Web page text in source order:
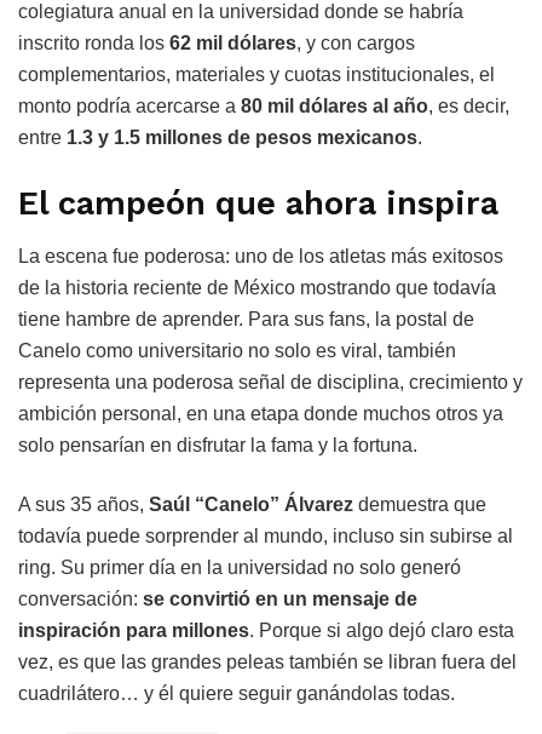
colegiatura anual en la universidad donde se habría
inscrito ronda los 62 mil dólares, y con cargos
complementarios, materiales y cuotas institucionales, el
monto podría acercarse a 80 mil dólares al año, es decir,
entre 1.3 y 1.5 millones de pesos mexicanos.
El campeón que ahora inspira
La escena fue poderosa: uno de los atletas más exitosos
de la historia reciente de México mostrando que todavía
tiene hambre de aprender. Para sus fans, la postal de
Canelo como universitario no solo es viral, también
representa una poderosa señal de disciplina, crecimiento y
ambición personal, en una etapa donde muchos otros ya
solo pensarían en disfrutar la fama y la fortuna.
A sus 35 años, Saúl “Canelo” Álvarez demuestra que
todavía puede sorprender al mundo, incluso sin subirse al
ring. Su primer día en la universidad no solo generó
conversación: se convirtió en un mensaje de
inspiración para millones. Porque si algo dejó claro esta
vez, es que las grandes peleas también se libran fuera del
cuadrilátero… y él quiere seguir ganándolas todas.